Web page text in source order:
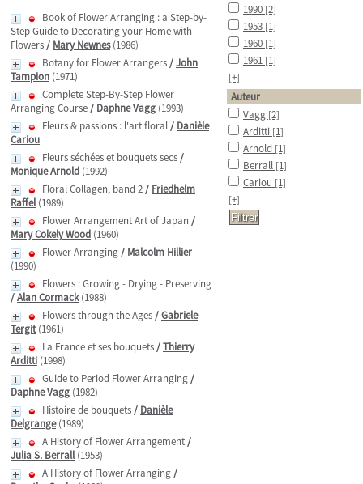
Book of Flower Arranging : a Step-by-
Step Guide to Decorating your Home with
Flowers/ Mary Newnes(1986)
Botany for Flower Arrangers/John
Tampion (1971)
Complete Step-By-Step Flower
Arranging Course/ Daphne Vagg (1993)
Fleurs & passions : l'art floral/ Danièle
Cariou
Fleurs séchées et bouquets secs/
Monique Arnold (1992)
Floral Collagen, band 2/ Friedhelm
Raffel(1989)
Flower Arrangement Art of Japan /
Mary Cokely Wood (1960)
Flower Arranging/ Malcolm Hillier
(1990)
Flowers : Growing - Drying - Preserving
/Alan Cormack(1988)
Flowers through the Ages/Gabriele
Tergit(1961)
La France et ses bouquets/Thierry
Arditti (1998)
Guide to Period Flower Arranging/
Daphne Vagg (1982)
Histoire de bouquets/ Danièle
Delgrange(1989)
A History of Flower Arrangement/
Julia S. Berrall(1953)
A History of Flower Arranging/
1990 [2]
1953 [1]
1960 [1]
1961 [1]
[+]
Auteur
Vagg [2]
Arditti [1]
Arnold [1]
Berrall [1]
Cariou [1]
[+]